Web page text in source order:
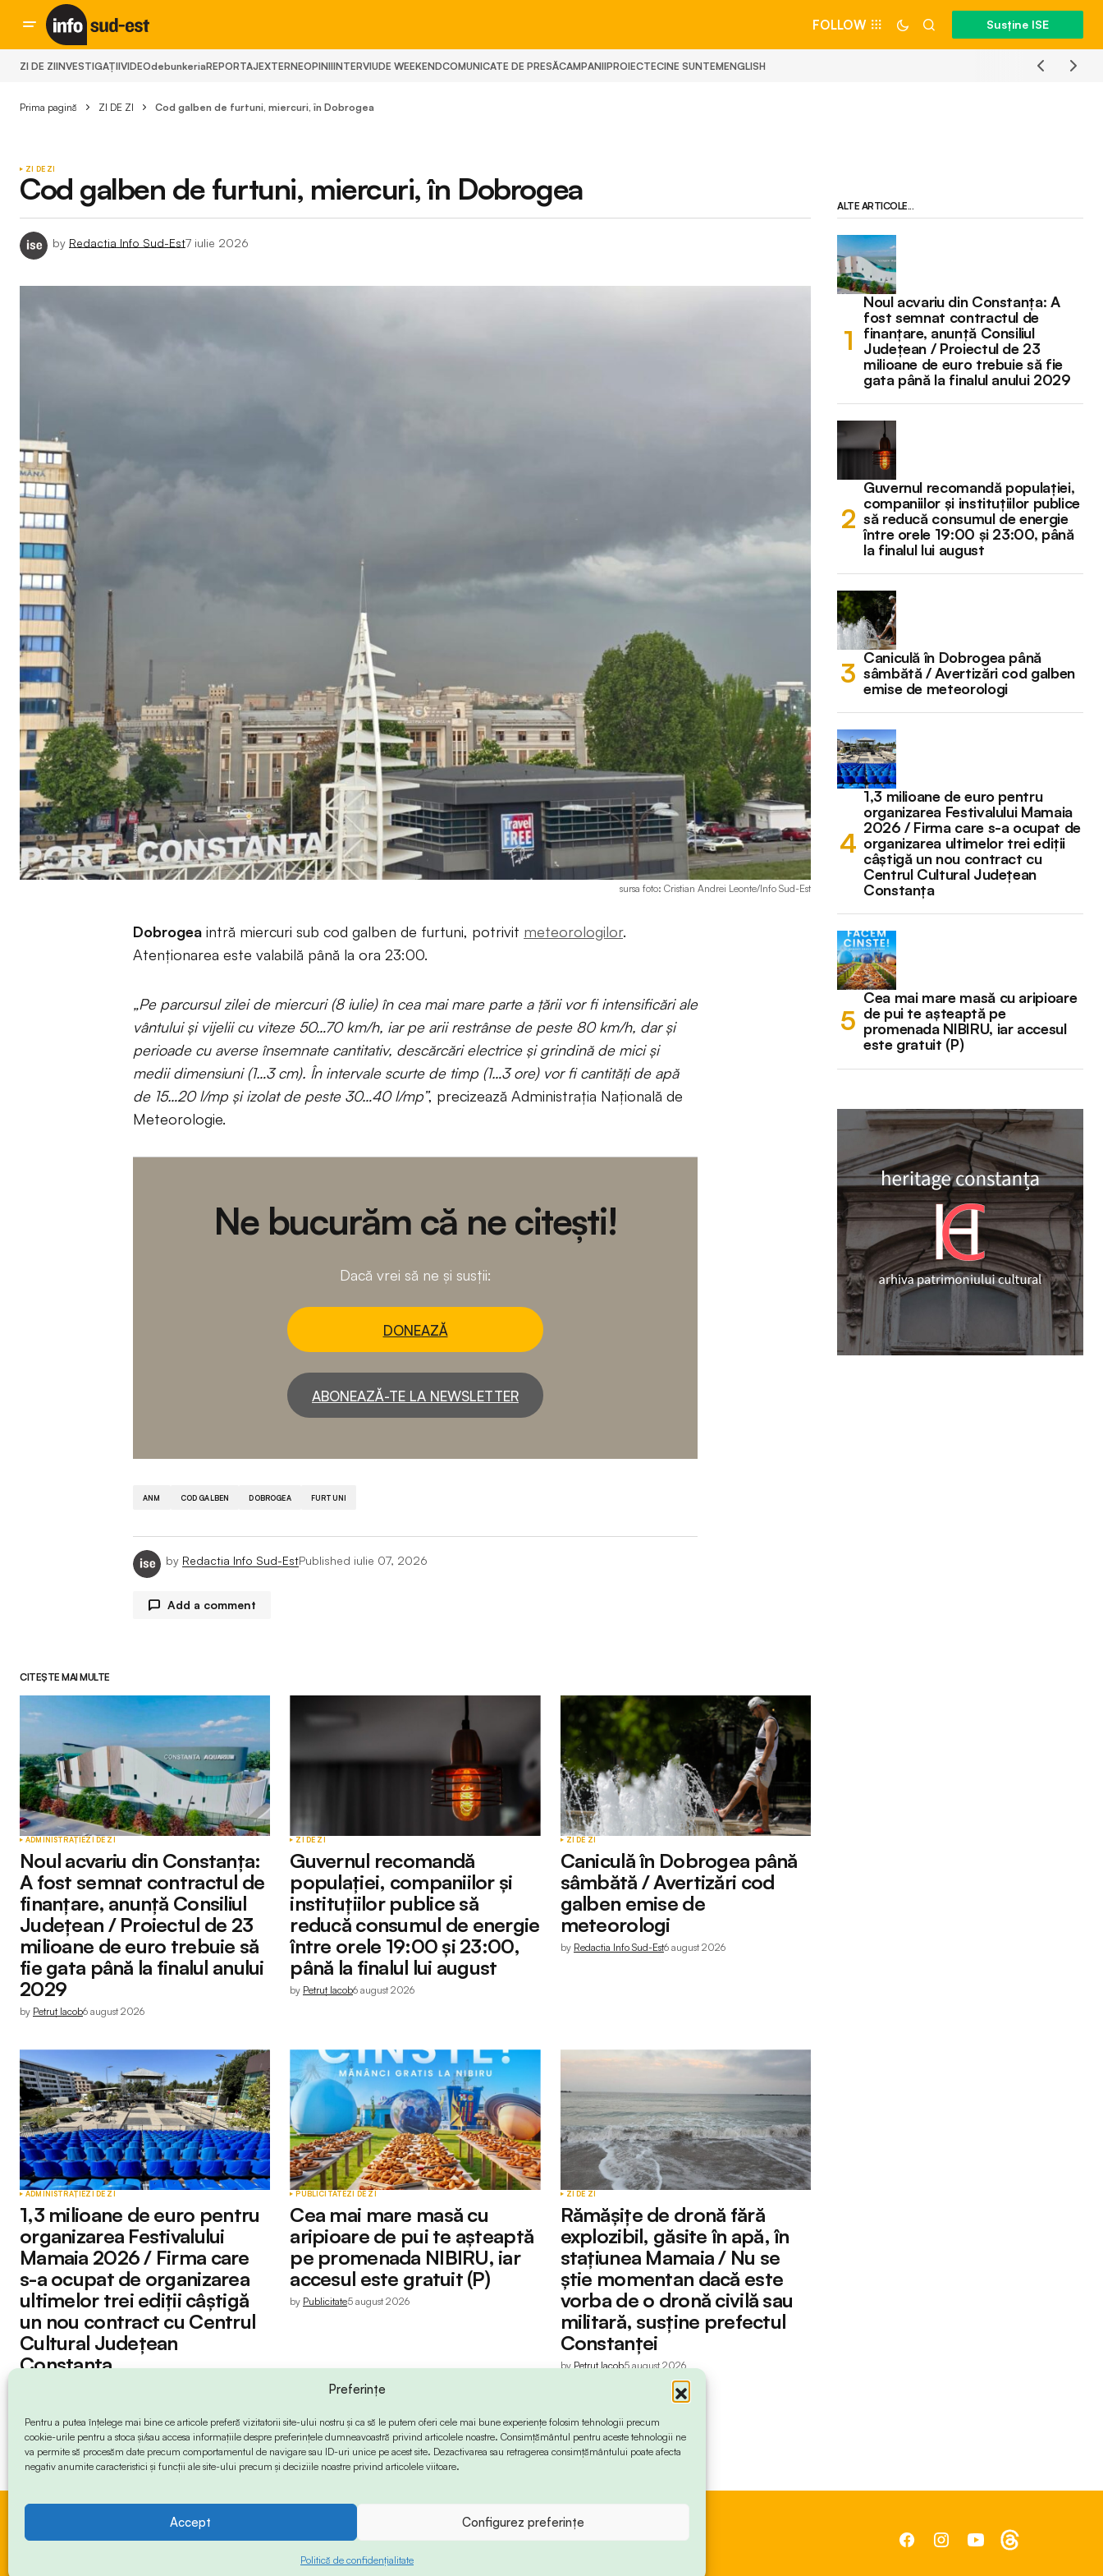
Preferințe
Pentru a putea înțelege mai bine ce articole preferă vizitatorii site-ului nostru și ca să le putem oferi cele mai bune experiențe folosim tehnologii precum
cookie-urile pentru a stoca și/sau accesa informațiile despre preferințele dumneavoastră privind articolele noastre. Consimțământul pentru aceste tehnologii ne
va permite să procesăm date precum comportamentul de navigare sau ID-uri unice pe acest site. Dezactivarea sau retragerea consimțământului poate afecta
negativ anumite caracteristici și funcții ale site-ului precum și deciziile noastre privind articolele viitoare.
Accept Configurez preferințe
Politică de confidențialitate
FOLLOW Susține ISE
ZI DE ZIINVESTIGAȚIIVIDEOdebunkeriaREPORTAJEXTERNEOPINIIINTERVIUDE WEEKENDCOMUNICATE DE PRESĂCAMPANIIPROIECTECINE SUNTEMENGLISH
Prima pagină ZI DE ZI Cod galben de furtuni, miercuri, în Dobrogea
ZI DE ZI
Cod galben de furtuni, miercuri, în Dobrogea
by Redactia Info Sud-Est7 iulie 2026
sursa foto: Cristian Andrei Leonte/Info Sud-Est
Dobrogea intră miercuri sub cod galben de furtuni, potrivit meteorologilor.
Atenționarea este valabilă până la ora 23:00.
„Pe parcursul zilei de miercuri (8 iulie) în cea mai mare parte a țării vor fi intensificări ale
vântului și vijelii cu viteze 50…70 km/h, iar pe arii restrânse de peste 80 km/h, dar și
perioade cu averse însemnate cantitativ, descărcări electrice și grindină de mici și
medii dimensiuni (1…3 cm). În intervale scurte de timp (1…3 ore) vor fi cantități de apă
de 15…20 l/mp și izolat de peste 30…40 l/mp”, precizează Administrația Națională de
Meteorologie.
Ne bucurăm că ne citești!
Dacă vrei să ne și susții:
DONEAZĂ
ABONEAZĂ-TE LA NEWSLETTER
ANM COD GALBEN DOBROGEA FURTUNI
by Redactia Info Sud-EstPublished iulie 07, 2026
Add a comment
Comment*
Your Name*
Submit Comment
CITEȘTE MAI MULTE
ADMINISTRAȚIEZI DE ZI
Noul acvariu din Constanța:
A fost semnat contractul de
finanțare, anunță Consiliul
Județean / Proiectul de 23
milioane de euro trebuie să
fie gata până la finalul anului
2029
by Petruț Iacob6 august 2026
ZI DE ZI
Guvernul recomandă
populației, companiilor și
instituțiilor publice să
reducă consumul de energie
între orele 19:00 și 23:00,
până la finalul lui august
by Petruț Iacob6 august 2026
ZI DE ZI
Caniculă în Dobrogea până
sâmbătă / Avertizări cod
galben emise de
meteorologi
by Redactia Info Sud-Est6 august 2026
ADMINISTRAȚIEZI DE ZI
1,3 milioane de euro pentru
organizarea Festivalului
Mamaia 2026 / Firma care
s-a ocupat de organizarea
ultimelor trei ediții câștigă
un nou contract cu Centrul
Cultural Județean
Constanța
PUBLICITATEZI DE ZI
Cea mai mare masă cu
aripioare de pui te așteaptă
pe promenada NIBIRU, iar
accesul este gratuit (P)
by Publicitate5 august 2026
ZI DE ZI
Rămășițe de dronă fără
explozibil, găsite în apă, în
stațiunea Mamaia / Nu se
știe momentan dacă este
vorba de o dronă civilă sau
militară, susține prefectul
Constanței
by Petruț Iacob5 august 2026
ALTE ARTICOLE...
Noul acvariu din Constanța: A
fost semnat contractul de
finanțare, anunță Consiliul
Județean / Proiectul de 23
milioane de euro trebuie să fie
gata până la finalul anului 2029
Guvernul recomandă populației,
companiilor și instituțiilor publice
să reducă consumul de energie
între orele 19:00 și 23:00, până
la finalul lui august
Caniculă în Dobrogea până
sâmbătă / Avertizări cod galben
emise de meteorologi
1,3 milioane de euro pentru
organizarea Festivalului Mamaia
2026 / Firma care s-a ocupat de
organizarea ultimelor trei ediții
câștigă un nou contract cu
Centrul Cultural Județean
Constanța
Cea mai mare masă cu aripioare
de pui te așteaptă pe
promenada NIBIRU, iar accesul
este gratuit (P)
© 2024 Info-Sud-Est. All Rights Reserved.